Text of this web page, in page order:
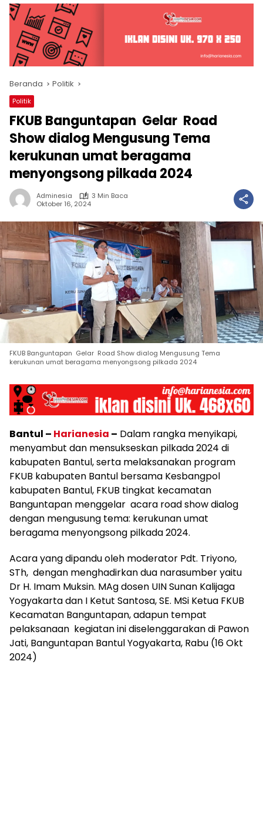
Beranda Politik
Politik
FKUB Banguntapan Gelar Road
Show dialog Mengusung Tema
kerukunan umat beragama
menyongsong pilkada 2024
Adminesia
3 Min Baca
Oktober 16, 2024
FKUB Banguntapan Gelar Road Show dialog Mengusung Tema
kerukunan umat beragama menyongsong pilkada 2024
Bantul – Harianesia – Dalam rangka menyikapi,
menyambut dan mensukseskan pilkada 2024 di
kabupaten Bantul, serta melaksanakan program
FKUB kabupaten Bantul bersama Kesbangpol
kabupaten Bantul, FKUB tingkat kecamatan
Banguntapan menggelar acara road show dialog
dengan mengusung tema: kerukunan umat
beragama menyongsong pilkada 2024.
Acara yang dipandu oleh moderator Pdt. Triyono,
STh, dengan menghadirkan dua narasumber yaitu
Dr H. Imam Muksin. MAg dosen UIN Sunan Kalijaga
Yogyakarta dan I Ketut Santosa, SE. MSi Ketua FKUB
Kecamatan Banguntapan, adapun tempat
pelaksanaan kegiatan ini diselenggarakan di Pawon
Jati, Banguntapan Bantul Yogyakarta, Rabu (16 Okt
2024)